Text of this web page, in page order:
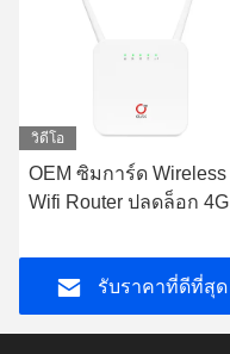
วิดีโอ
OEM ซิมการ์ด Wireless
Wifi Router ปลดล็อก 4G
AX6 PRO
รับราคาที่ดีที่สุด